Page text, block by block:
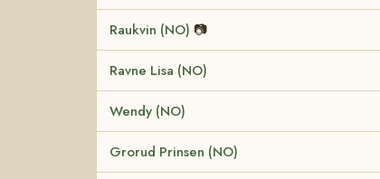
Raukvin (NO) 📷
Ravne Lisa (NO)
Wendy (NO)
Grorud Prinsen (NO)